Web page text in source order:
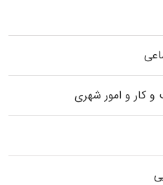
کار و امور شهری